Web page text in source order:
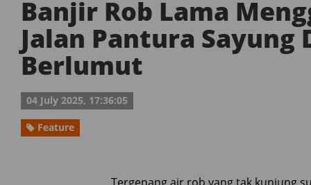
Banjir Rob Lama
Jalan Pantura Sayung
Berlumut
04 July 2025, 17:36:05
Feature